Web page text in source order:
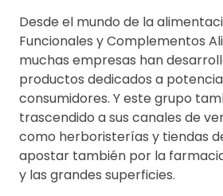
Desde el mundo de la
Funcionales y Complementos
muchas empresas han
productos dedicados a
consumidores. Y este grupo
trascendido a sus canales de
como herboristerías y tiendas
apostar también por la
y las grandes superficies.